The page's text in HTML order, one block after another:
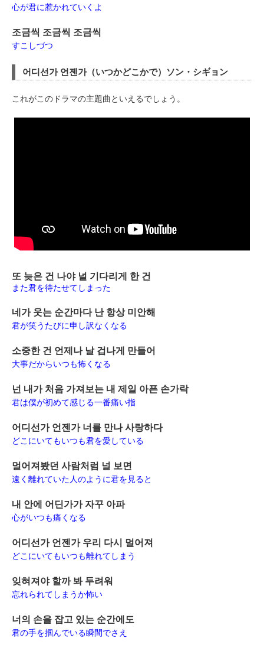
心が君に惹かれていくよ
조금씩 조금씩 조금씩
すこしづつ
어디선가 언젠가（いつかどこかで）ソン・シギョン
これがこのドラマの主題曲といえるでしょう。
또 늦은 건 나야 널 기다리게 한 건
また君を待たせてしまった
네가 웃는 순간마다 난 항상 미안해
君が笑うたびに申し訳なくなる
소중한 건 언제나 날 겁나게 만들어
大事だからいつも怖くなる
넌 내가 처음 가져보는 내 제일 아픈 손가락
君は僕が初めて感じる一番痛い指
어디선가 언젠가 너를 만나 사랑하다
どこにいてもいつも君を愛している
멀어져봤던 사람처럼 널 보면
遠く離れていた人のように君を見ると
내 안에 어딘가가 자꾸 아파
心がいつも痛くなる
어디선가 언젠가 우리 다시 멀어져
どこにいてもいつも離れてしまう
잊혀져야 할까 봐 두려워
忘れられてしまうか怖い
너의 손을 잡고 있는 순간에도
君の手を掴んでいる瞬間でさえ